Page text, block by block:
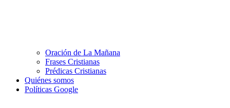
Oración de La Mañana
Frases Cristianas
Prédicas Cristianas
Quiénes somos
Políticas Google